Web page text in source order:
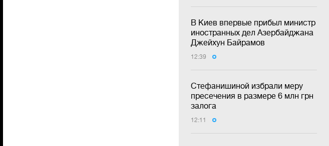
В Киев впервые прибыл министр
иностранных дел Азербайджана
Джейхун Байрамов
12:39
Стефанишиной избрали меру
пресечения в размере 6 млн грн
залога
12:11